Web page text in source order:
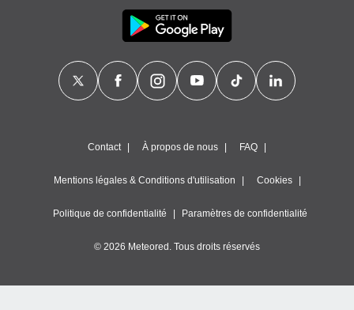
Contact À propos de nous FAQ
Mentions légales & Conditions d'utilisation Cookies
Politique de confidentialité Paramètres de confidentialité
© 2026 Meteored. Tous droits réservés